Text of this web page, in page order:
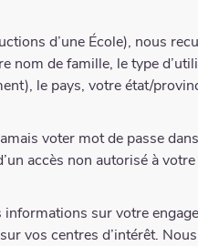
d’une École), nous
de famille, le type
le pays, votre état/
voter mot de passe
accès non autorisé à
sur votre
vos centres d’intérêt.